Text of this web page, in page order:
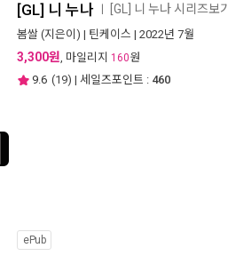
[GL] 니 누나 [GL] 니 누나 시리즈보기
봄쌀 (지은이) | 틴케이스 | 2022년 7월
3,300원, 마일리지 160원
9.6 (19) | 세일즈포인트 : 460
ePub